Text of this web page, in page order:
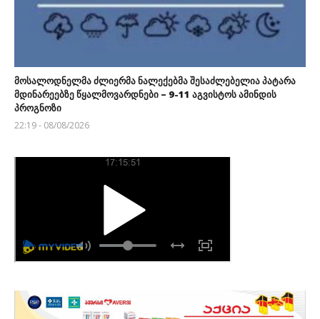
მოსალოდნელმა ძლიერმა ნალექებმა შესაძლებელია პატარა
მდინარეებზე წყალმოვარდნები – 9-11 აგვისტოს ამინდის
პროგნოზი
22:19 - 08/08/2026